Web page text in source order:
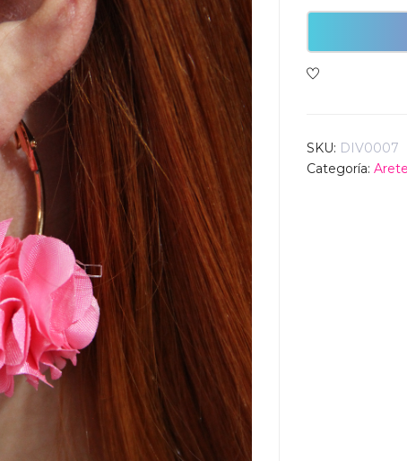
SKU: DIV0007
Categoría: